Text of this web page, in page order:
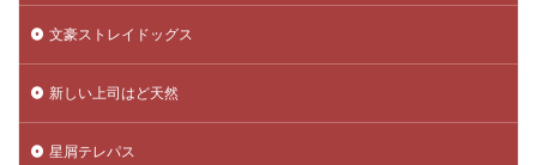
文豪ストレイドッグス
新しい上司はど天然
星屑テレパス